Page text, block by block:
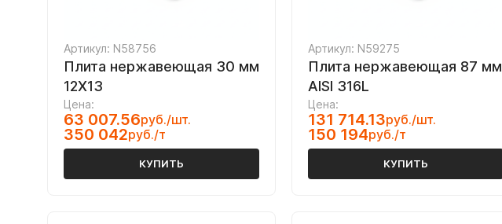
Артикул: N58756
Плита нержавеющая 30 мм
12Х13
Цена:
63 007.56руб./шт.
350 042руб./т
КУПИТЬ
Артикул: N59275
Плита нержавеющая 87 мм
AISI 316L
Цена:
131 714.13руб./шт.
150 194руб./т
КУПИТЬ